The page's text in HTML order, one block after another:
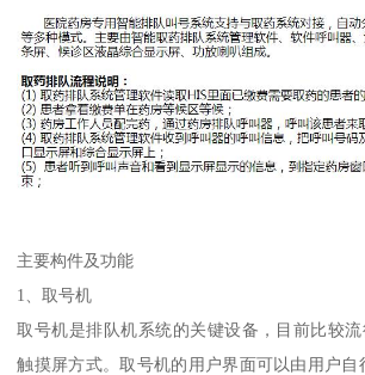
主要构件及功能
1、取号机
取号机是排队机系统的关键设备，目前比较
触摸屏方式。取号机的用户界面可以由用户自